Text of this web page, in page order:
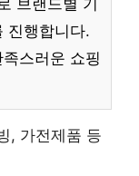
브랜드별 기
진행합니다.
스러운 쇼핑
, 가전제품 등